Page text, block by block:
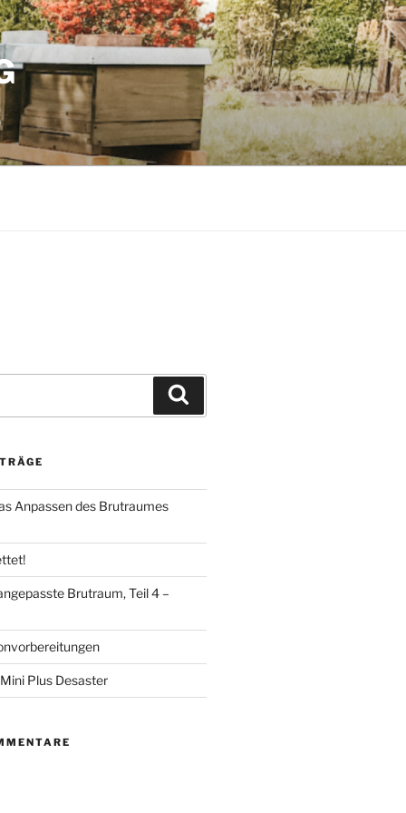
Anpassen des Brutraumes
Brutraum, Teil 4 –
Plus Desaster